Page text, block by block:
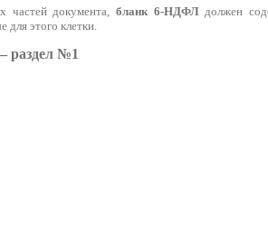
частей документа, бланк 6-НДФЛдолжен
для этого клетки.
раздел №1